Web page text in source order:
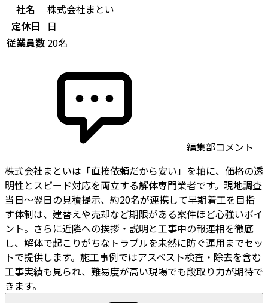
社名
株式会社まとい
定休日
日
従業員数 20名
編集部コメント
株式会社まといは「直接依頼だから安い」を軸に、価格の透
明性とスピード対応を両立する解体専門業者です。現地調査
当日〜翌日の見積提示、約20名が連携して早期着工を目指
す体制は、建替えや売却など期限がある案件ほど心強いポイ
ント。さらに近隣への挨拶・説明と工事中の報連相を徹底
し、解体で起こりがちなトラブルを未然に防ぐ運用までセッ
トで提供します。施工事例ではアスベスト検査・除去を含む
工事実績も見られ、難易度が高い現場でも段取り力が期待で
きます。